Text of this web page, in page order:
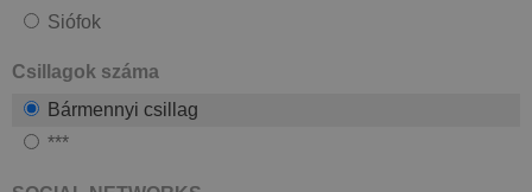
Siófok
Csillagok száma
Bármennyi csillag
***